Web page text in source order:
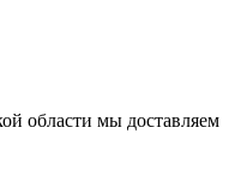
области мы доставляем